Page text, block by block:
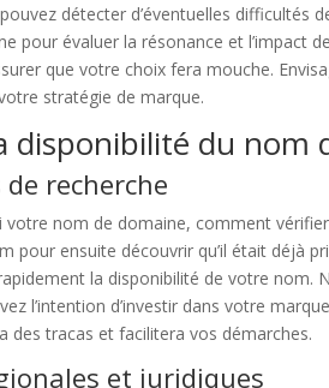
détecter d’éventuelles difficultés
pour évaluer la résonance et l’impact
que votre choix fera mouche.
stratégie de marque.
disponibilité du nom
recherche
nom de domaine, comment vérifier
pour ensuite découvrir qu’il était déjà
la disponibilité de votre nom.
l’intention d’investir dans votre
des tracas et facilitera vos démarches.
et juridiques